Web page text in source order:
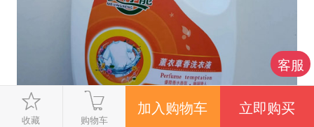
收藏 购物车
客服